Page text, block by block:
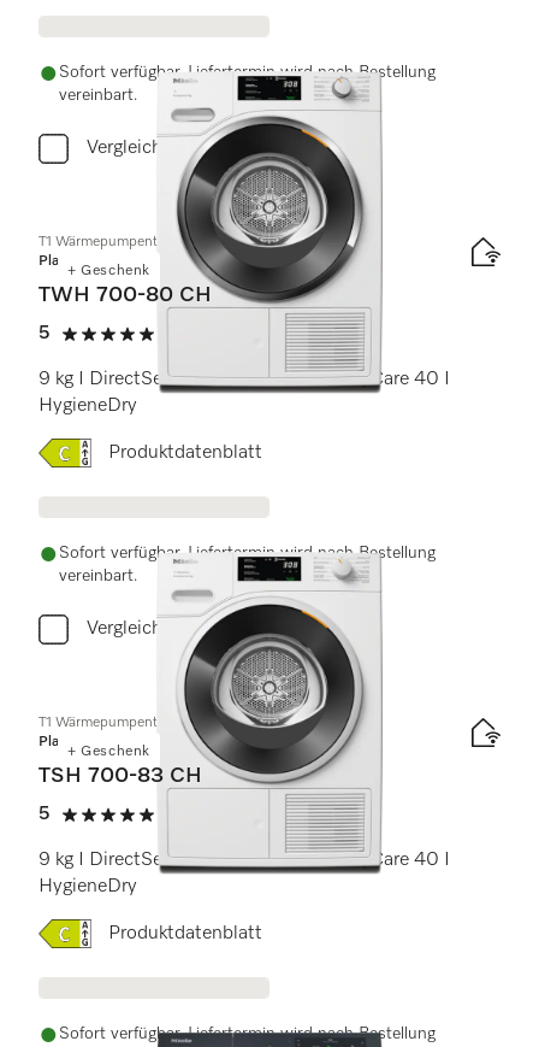
Sofort verfügbar. Liefertermin wird nach Bestellung
vereinbart.
Vergleichen
+ Geschenk
T1 Wärmepumpentrockner:
Platinum
TWH 700-80 CH
5
5 von 5 Sternen
(5 Bewertungen)
9 kg I DirectSensor I SilenceDrum I DryCare 40 I
HygieneDry
Onlinelabel Image, Energielabel
Produktdatenblatt
Sofort verfügbar. Liefertermin wird nach Bestellung
vereinbart.
Vergleichen
+ Geschenk
T1 Wärmepumpentrockner:
Platinum
TSH 700-83 CH
5
5 von 5 Sternen
9 kg I DirectSensor I SilenceDrum I DryCare 40 I
HygieneDry
Onlinelabel Image, Energielabel
Produktdatenblatt
Sofort verfügbar. Liefertermin wird nach Bestellung